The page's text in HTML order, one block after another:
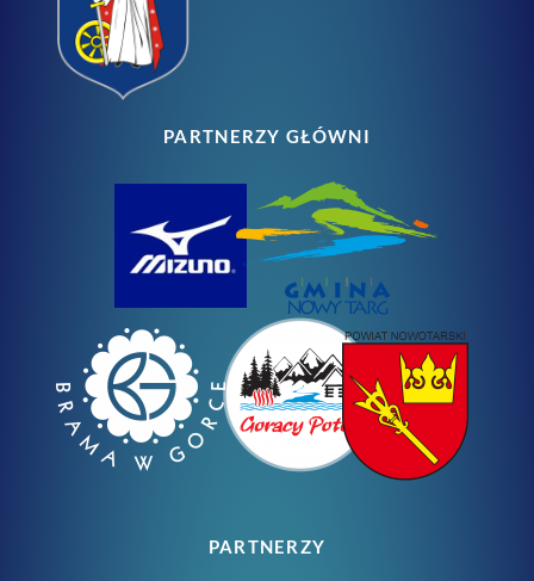
PARTNERZY GŁÓWNI
PARTNERZY